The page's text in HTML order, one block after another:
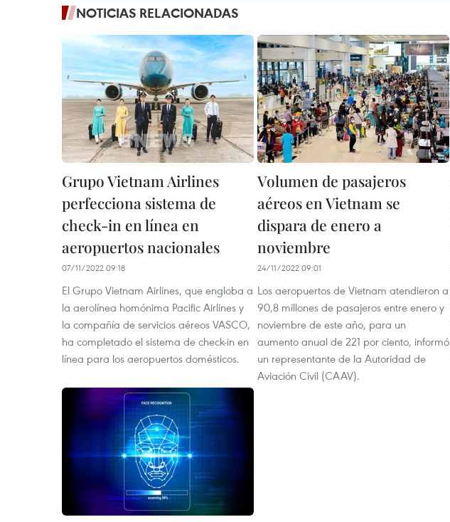
NOTICIAS RELACIONADAS
Grupo Vietnam Airlines
perfecciona sistema de
check-in en línea en
aeropuertos nacionales
07/11/2022 09:18
El Grupo Vietnam Airlines, que engloba a
la aerolínea homónima Pacific Airlines y
la compañía de servicios aéreos VASCO,
ha completado el sistema de check-in en
línea para los aeropuertos domésticos.
Volumen de pasajeros
aéreos en Vietnam se
dispara de enero a
noviembre
24/11/2022 09:01
Los aeropuertos de Vietnam atendieron a
90,8 millones de pasajeros entre enero y
noviembre de este año, para un
aumento anual de 221 por ciento, informó
un representante de la Autoridad de
Aviación Civil (CAAV).